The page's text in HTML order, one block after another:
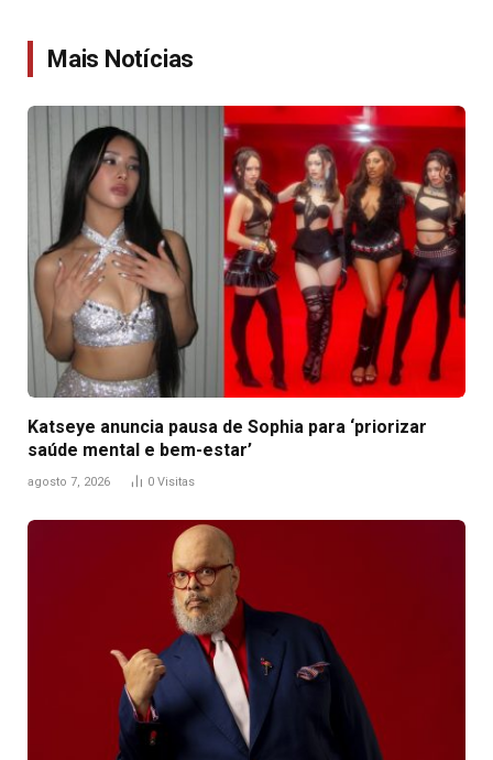
Mais Notícias
Katseye anuncia pausa de Sophia para ‘priorizar
saúde mental e bem-estar’
agosto 7, 2026 0 Visitas